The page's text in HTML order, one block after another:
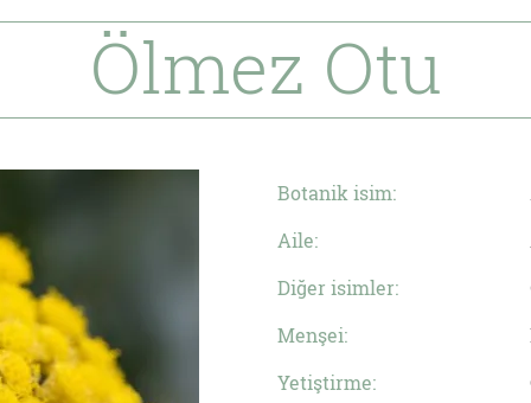
Ölmez Otu
Botanik isim:
Aile:
Diğer isimler:
Menşei:
Yetiştirme: